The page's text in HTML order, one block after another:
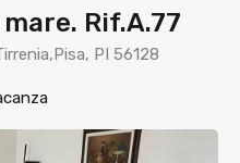
Rif.A.77
PI 56128